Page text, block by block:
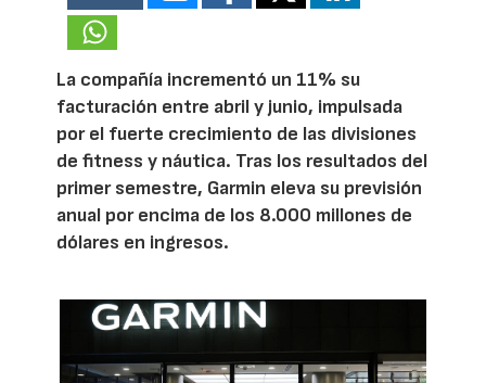
La compañía incrementó un 11% su
facturación entre abril y junio, impulsada
por el fuerte crecimiento de las divisiones
de fitness y náutica. Tras los resultados del
primer semestre, Garmin eleva su previsión
anual por encima de los 8.000 millones de
dólares en ingresos.